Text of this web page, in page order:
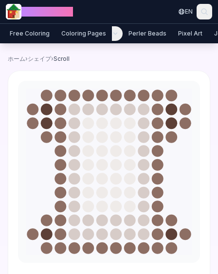
Skip to content
EN
Free Coloring Coloring Pages Perler Beads Pixel Art
ホーム›シェイプ›Scroll